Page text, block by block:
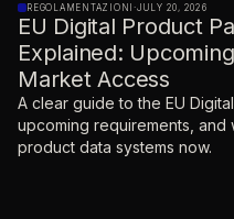
REGOLAMENTAZIONI ·JULY 20, 2026
EU Digital Product
Explained:
Market Access
A clear guide to the EU
upcoming requirements, and
product data systems now.